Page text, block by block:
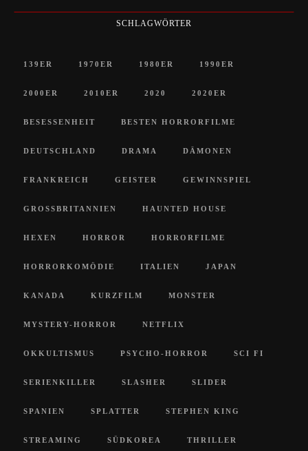
SCHLAGWÖRTER
139ER 1970ER 1980ER 1990ER
2000ER 2010ER 2020 2020ER
BESESSENHEIT BESTEN HORRORFILME
DEUTSCHLAND DRAMA DÄMONEN
FRANKREICH GEISTER GEWINNSPIEL
GROSSBRITANNIEN HAUNTED HOUSE
HEXEN HORROR HORRORFILME
HORRORKOMÖDIE ITALIEN JAPAN
KANADA KURZFILM MONSTER
MYSTERY-HORROR NETFLIX
OKKULTISMUS PSYCHO-HORROR SCI FI
SERIENKILLER SLASHER SLIDER
SPANIEN SPLATTER STEPHEN KING
STREAMING SÜDKOREA THRILLER